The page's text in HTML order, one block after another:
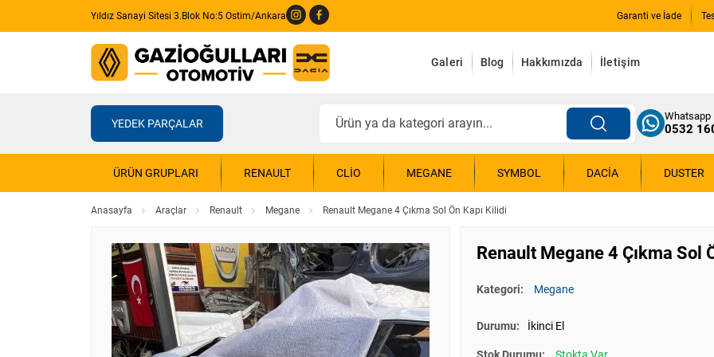
Yıldız Sanayi Sitesi 3.Blok No:5 Ostim/Ankara Garanti ve İade
Galeri Blog Hakkımızda İletişim
YEDEK PARÇALAR
Whatsapp
0532
ÜRÜN GRUPLARI RENAULT CLIO MEGANE SYMBOL DACIA DUSTER
Anasayfa Araçlar Renault Megane Renault Megane 4 Çıkma Sol Ön Kapı Kilidi
Renault Megane 4 Çıkma Sol
Kategori: Megane
Durumu: İkinci El